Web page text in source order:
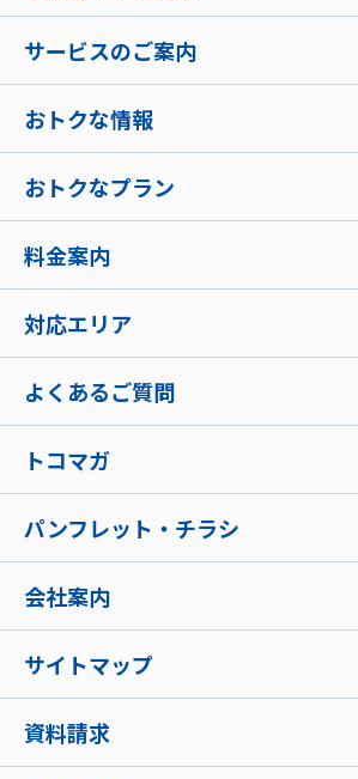
サービスのご案内
おトクな情報
おトクなプラン
料金案内
対応エリア
よくあるご質問
トコマガ
パンフレット・チラシ
会社案内
サイトマップ
資料請求